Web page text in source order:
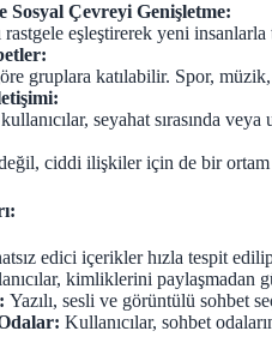
Sosyal Çevreyi Genişletme:
rastgele eşleştirerek yeni
gruplara katılabilir. Spor,
seyahat sırasında
ciddi ilişkiler için de bir
edici içerikler hızla tespit
kimliklerini paylaşmadan
Yazılı, sesli ve görüntülü sohbet
Kullanıcılar, sohbet